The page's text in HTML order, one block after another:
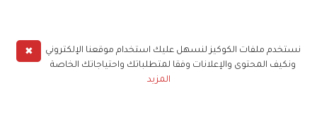
✖
نستخدم ملفات الكوكيز لنسهل عليك استخدام موقعنا الإلكتروني
ونكيف المحتوى والإعلانات وفقا لمتطلباتك واحتياجاتك الخاصة
المزيد